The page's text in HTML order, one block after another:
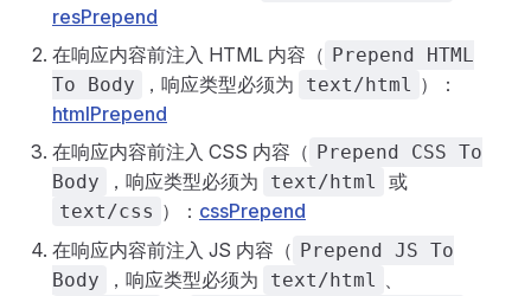
resPrepend
在响应内容前注入 HTML 内容（ Prepend HTML
To Body
，响应类型必须为 text/html ）：
htmlPrepend
在响应内容前注入 CSS 内容（ Prepend CSS To
Body
，响应类型必须为 text/html 或
text/css ）： cssPrepend
在响应内容前注入 JS 内容（ Prepend JS To
Body
，响应类型必须为 text/html 、